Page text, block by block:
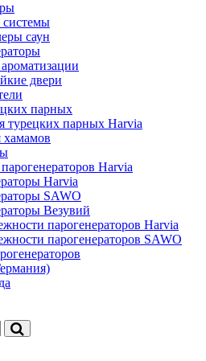
саун
двери
парных
турецких парных Harvia
хамамов
Harvia
Harvia
SAWO
Везувий
парогенераторов Harvia
парогенераторов SAWO